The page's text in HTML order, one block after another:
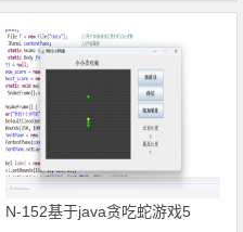
N-152基于java贪吃蛇游戏5